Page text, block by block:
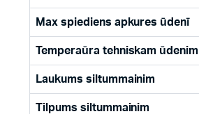
Max spiediens apkures ūdenī
Temperaūra tehniskam ūdenim
Laukums siltummainim
Tilpums siltummainim